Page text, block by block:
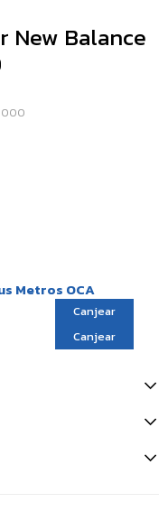
New Balance
Metros OCA
Canjear
Canjear